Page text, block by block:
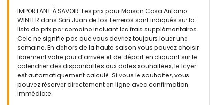
Extérieur de la maison
terrain clos
piscine commune
jardin avec pelouse
jardin commun avec pelouse
terrasse couverte
espace de détente extérieur et espace repas extérieur
Informations supplémentaires
IMPORTANT À SAVOIR: Les prix pour Maison Casa Antonio
WINTER dans San Juan de los Terreros sont indiqués sur la
liste de prix par semaine incluant les frais supplémentaires.
Cela ne signifie pas que vous devriez toujours louer une
semaine. En dehors de la haute saison vous pouvez choisir
librement votre jour d’arrivée et de départ en cliquant sur le
calendrier des disponibilités aux dates souhaitées, le loyer
est automatiquement calculé. Si vous le souhaitez, vous
pouvez réserver directement en ligne avec confirmation
immédiate.